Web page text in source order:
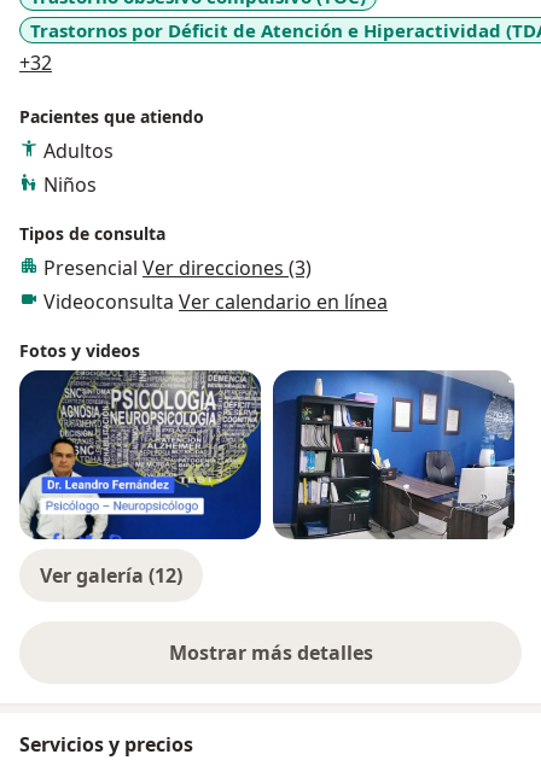
de personalidad. Neuropsicología clínica,
Neuropsicología Infantil.
Trastornos por Déficit de Atención e Hiperactividad
+32a11y_sr_more_diseases
Pacientes que atiendo
Adultos
Niños
Tipos de consulta
Presencial Ver direcciones (3)
Videoconsulta Ver calendario en línea
Fotos y videos
Ver galería (12)
Mostrar más detalles
sobre la experiencia
Servicios y precios